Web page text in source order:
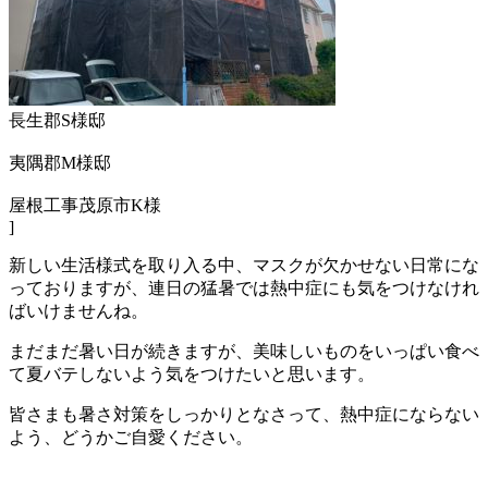
長生郡S様邸
夷隅郡M様邸
屋根工事茂原市K様
]
新しい生活様式を取り入る中、マスクが欠かせない日常にな
っておりますが、連日の猛暑では熱中症にも気をつけなけれ
ばいけませんね。
まだまだ暑い日が続きますが、美味しいものをいっぱい食べ
て夏バテしないよう気をつけたいと思います。
皆さまも暑さ対策をしっかりとなさって、熱中症にならない
よう、どうかご自愛ください。